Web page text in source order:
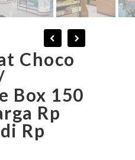
Choco
Box 150
Rp
Rp